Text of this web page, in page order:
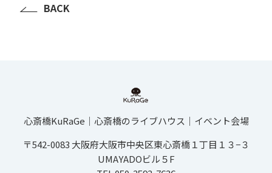
BACK
心斎橋KuRaGe│心斎橋のライブハウス│イベント会場
〒542-0083 大阪府大阪市中央区東心斎橋１丁目１３−３
UMAYADOビル５F